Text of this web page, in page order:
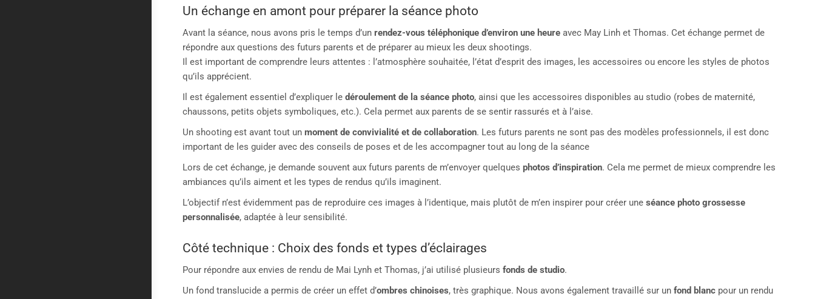
Un échange en amont pour préparer la séance photo
Avant la séance, nous avons pris le temps d’un rendez-vous téléphonique d’environ une heureavec May Linh et Thomas. Cet échange permet de
répondre aux questions des futurs parents et de préparer au mieux les deux shootings.
Il est important de comprendre leurs attentes : l’atmosphère souhaitée, l’état d’esprit des images, les accessoires ou encore les styles de photos
qu’ils apprécient.
Il est également essentiel d’expliquer le déroulement de la séance photo, ainsi que les accessoires disponibles au studio (robes de maternité,
chaussons, petits objets symboliques, etc.). Cela permet aux parents de se sentir rassurés et à l’aise.
Un shooting est avant tout un moment de convivialité et de collaboration. Les futurs parents ne sont pas des modèles professionnels, il est donc
important de les guider avec des conseils de poses et de les accompagner tout au long de la séance
Lors de cet échange, je demande souvent aux futurs parents de m’envoyer quelques photos d’inspiration. Cela me permet de mieux comprendre les
ambiances qu’ils aiment et les types de rendus qu’ils imaginent.
L’objectif n’est évidemment pas de reproduire ces images à l’identique, mais plutôt de m’en inspirer pour créer une séance photo grossesse
personnalisée, adaptée à leur sensibilité.
Côté technique : Choix des fonds et types d’éclairages
Pour répondre aux envies de rendu de Mai Lynh et Thomas, j’ai utilisé plusieurs fonds de studio.
Un fond translucide a permis de créer un effet d’ombres chinoises, très graphique. Nous avons également travaillé sur un fond blancpour un rendu